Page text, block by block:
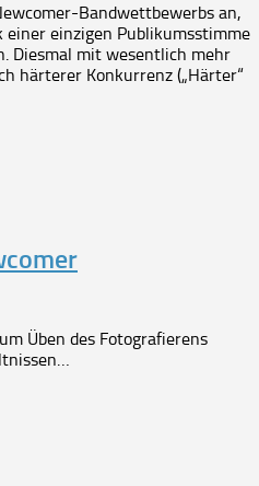
Bandwettbewerbs an,
einer einzigen Publikumsstimme
Diesmal mit wesentlich mehr
härterer Konkurrenz („Härter“
Üben des Fotografierens